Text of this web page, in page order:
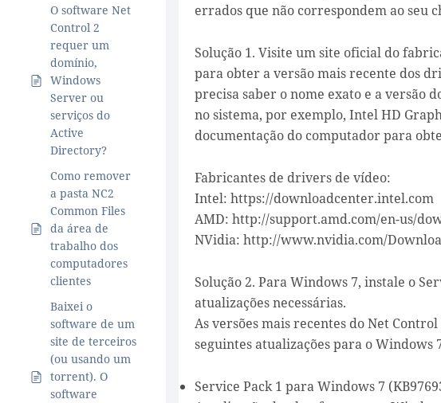
O software Net
Control 2
requer um
domínio,
Windows
Server ou
serviços do
Active
Directory?
Como remover
a pasta NC2
Common Files
da área de
trabalho dos
computadores
clientes
Baixei o
software de um
site de terceiros
(ou usando um
torrent). O
software
errados que não correspondem ao seu
Solução 1. Visite um site oficial do
para obter a versão mais recente dos
precisa saber o nome exato e a versão
no sistema, por exemplo, Intel HD
documentação do computador para
Fabricantes de drivers de vídeo:
Intel: https://downloadcenter.intel.com
AMD: http://support.amd.com/en-us/
NVidia: http://www.nvidia.com/
Solução 2. Para Windows 7, instale o
atualizações necessárias.
As versões mais recentes do Net
seguintes atualizações para o Windows
Service Pack 1 para Windows 7